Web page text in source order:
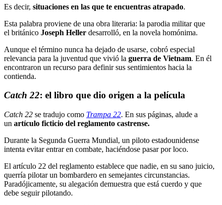
Es decir, situaciones en las que te encuentras atrapado.
Esta palabra proviene de una obra literaria: la parodia militar que
el británico Joseph Heller desarrolló, en la novela homónima.
Aunque el término nunca ha dejado de usarse, cobró especial
relevancia para la juventud que vivió la guerra de Vietnam. En él
encontraron un recurso para definir sus sentimientos hacia la
contienda.
Catch 22: el libro que dio origen a la película
Catch 22 se tradujo como Trampa 22. En sus páginas, alude a
un artículo ficticio del reglamento castrense.
Durante la Segunda Guerra Mundial, un piloto estadounidense
intenta evitar entrar en combate, haciéndose pasar por loco.
El artículo 22 del reglamento establece que nadie, en su sano juicio,
querría pilotar un bombardero en semejantes circunstancias.
Paradójicamente, su alegación demuestra que está cuerdo y que
debe seguir pilotando.